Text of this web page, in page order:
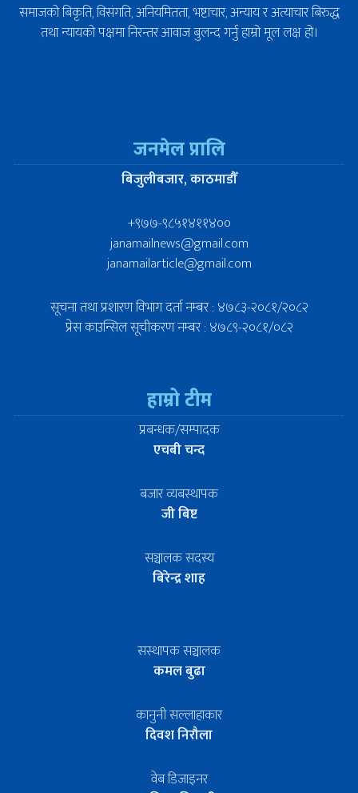
समाजको बिकृति, विसंगति, अनियमितता, भष्टाचार, अन्याय र अत्याचार बिरुद्ध
तथा न्यायको पक्षमा निरन्तर आवाज बुलन्द गर्नु हाम्रो मूल लक्ष हो।
जनमेल प्रालि
बिजुलीबजार, काठमाडौँ
+९७७-९८५१४११४००
janamailnews@gmail.com
janamailarticle@gmail.com
सूचना तथा प्रशारण विभाग दर्ता नम्बर : ४७८३-२०८१/२०८२
प्रेस काउन्सिल सूचीकरण नम्बर : ४७८९-२०८१/०८२
हाम्रो टीम
प्रबन्धक/सम्पादक
एचबी चन्द
बजार व्यबस्थापक
जी बिष्ट
सञ्चालक सदस्य
बिरेन्द्र शाह
सस्थापक सञ्चालक
कमल बुढा
कानुनी सल्लाहाकार
दिवश निरौला
वेब डिजाइनर